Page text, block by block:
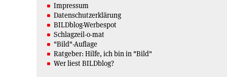
Impressum
Datenschutzerklärung
BILDblog-Werbespot
Schlagzeil-o-mat
"Bild"-Auflage
Ratgeber: Hilfe, ich bin in "Bild"
Wer liest BILDblog?